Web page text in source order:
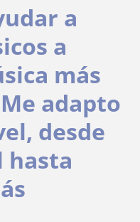
a
a
más
adapto
desde
hasta